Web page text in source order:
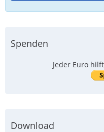
Spenden
Jeder Euro
Download